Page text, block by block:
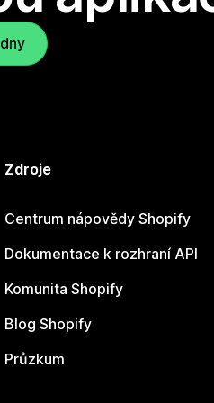
Zdroje
Centrum nápovědy Shopify
Dokumentace k rozhraní API
Komunita Shopify
Blog Shopify
Průzkum